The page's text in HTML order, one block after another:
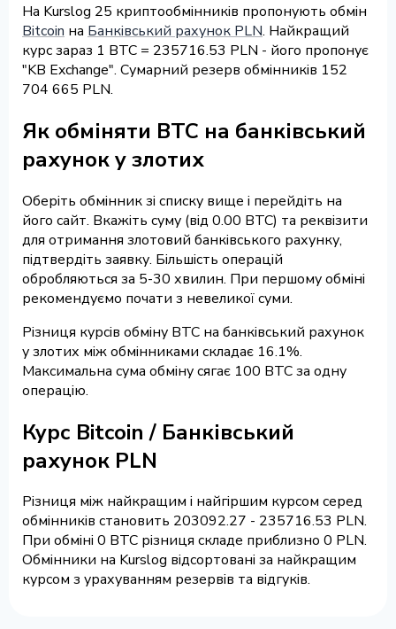
На Kurslog 25 криптообмінників пропонують обмін
Bitcoin на Банківський рахунок PLN. Найкращий
курс зараз 1 BTC = 235716.53 PLN - його пропонує
"KB Exchange". Сумарний резерв обмінників 152
704 665 PLN.
Як обміняти BTC на банківський
рахунок у злотих
Оберіть обмінник зі списку вище і перейдіть на
його сайт. Вкажіть суму (від 0.00 BTC) та реквізити
для отримання злотовий банківського рахунку,
підтвердіть заявку. Більшість операцій
обробляються за 5-30 хвилин. При першому обміні
рекомендуємо почати з невеликої суми.
Різниця курсів обміну BTC на банківський рахунок
у злотих між обмінниками складає 16.1%.
Максимальна сума обміну сягає 100 BTC за одну
операцію.
Курс Bitcoin / Банківський
рахунок PLN
Різниця між найкращим і найгіршим курсом серед
обмінників становить 203092.27 - 235716.53 PLN.
При обміні 0 BTC різниця складе приблизно 0 PLN.
Обмінники на Kurslog відсортовані за найкращим
курсом з урахуванням резервів та відгуків.